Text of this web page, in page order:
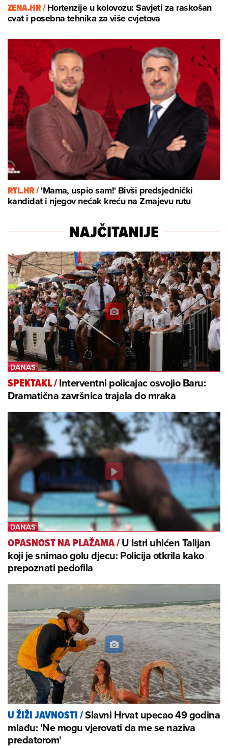
ZENA.HR /Hortenzije u kolovozu: Savjeti za raskošan
cvat i posebna tehnika za više cvjetova
RTL.HR /'Mama, uspio sam!' Bivši predsjednički
kandidat i njegov nećak kreću na Zmajevu rutu
NAJČITANIJE
SPEKTAKL/Interventni policajac osvojio Baru:
Dramatična završnica trajala do mraka
OPASNOST NA PLAŽAMA/U Istri uhićen Talijan
koji je snimao golu djecu: Policija otkrila kako
prepoznati pedofila
U ŽIŽI JAVNOSTI/Slavni Hrvat upecao 49 godina
mlađu: 'Ne mogu vjerovati da me se naziva
predatorom'